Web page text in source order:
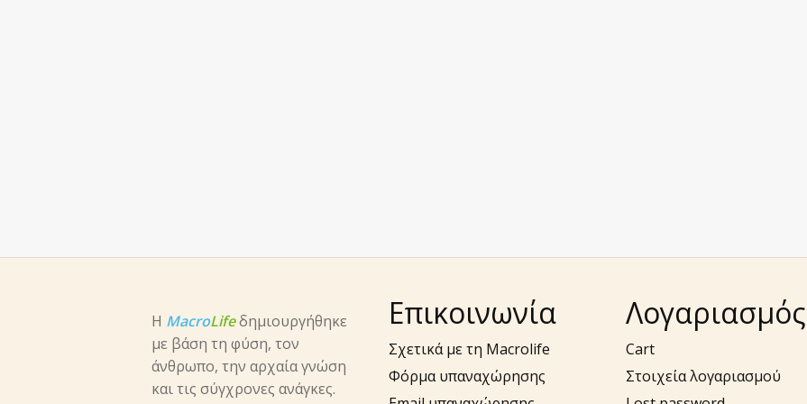
Η MacroLifeδημιουργήθηκε
με βάση τη φύση, τον
άνθρωπο, την αρχαία γνώση
και τις σύγχρονες ανάγκες.
Επικοινωνία
Σχετικά με τη Macrolife
Φόρμα υπαναχώρησης
Λογαριασμός
Cart
Στοιχεία λογαριασμού